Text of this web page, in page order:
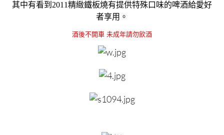
其中有看到2011精緻鐵板燒有提供特殊口味的啤酒給愛好
者享用。
酒後不開車 未成年請勿飲酒